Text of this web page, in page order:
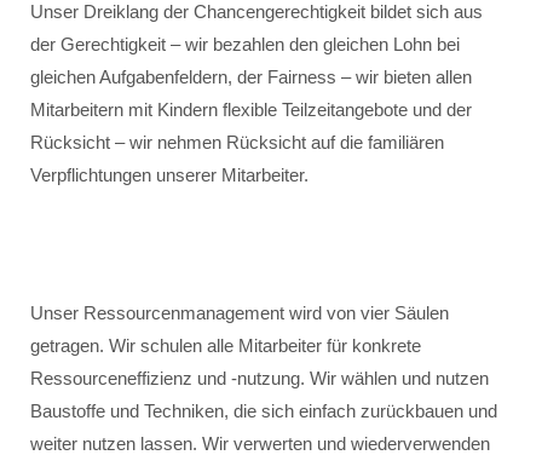
Unser Dreiklang der Chancengerechtigkeit bildet sich aus
der Gerechtigkeit – wir bezahlen den gleichen Lohn bei
gleichen Aufgabenfeldern, der Fairness – wir bieten allen
Mitarbeitern mit Kindern flexible Teilzeitangebote und der
Rücksicht – wir nehmen Rücksicht auf die familiären
Verpflichtungen unserer Mitarbeiter.
Unser Ressourcenmanagement wird von vier Säulen
getragen. Wir schulen alle Mitarbeiter für konkrete
Ressourceneffizienz und -nutzung. Wir wählen und nutzen
Baustoffe und Techniken, die sich einfach zurückbauen und
weiter nutzen lassen. Wir verwerten und wiederverwenden